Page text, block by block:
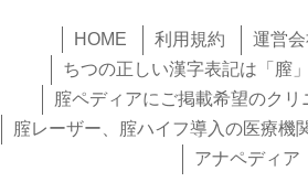
HOME 利用規約 運営
ちつの正しい漢字表記は「膣
腟ペディアにご掲載希望のク
腟レーザー、腟ハイフ導入の医療機
アナペディア